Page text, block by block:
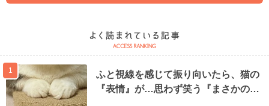
1
ふと視線を感じて振り向いたら、猫の
『表情』が…思わず笑う『まさかの…